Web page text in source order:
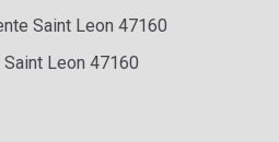
Saint Leon 47160
Leon 47160